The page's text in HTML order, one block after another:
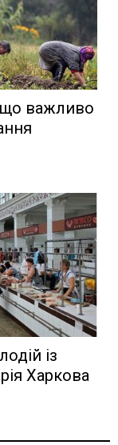
що важливо
із
Харкова